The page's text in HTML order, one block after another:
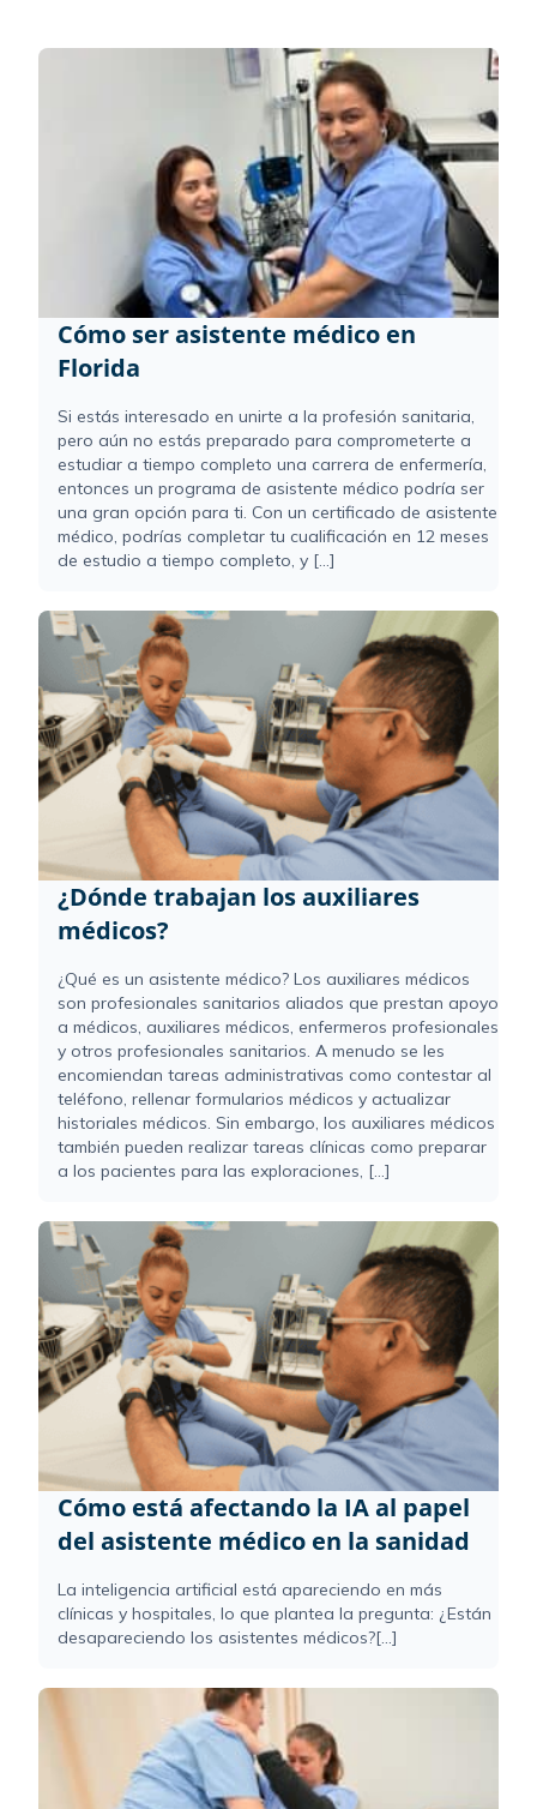
Cómo ser asistente médico en
Florida
Si estás interesado en unirte a la profesión sanitaria,
pero aún no estás preparado para comprometerte a
estudiar a tiempo completo una carrera de enfermería,
entonces un programa de asistente médico podría ser
una gran opción para ti. Con un certificado de asistente
médico, podrías completar tu cualificación en 12 meses
de estudio a tiempo completo, y [...]
¿Dónde trabajan los auxiliares
médicos?
¿Qué es un asistente médico? Los auxiliares médicos
son profesionales sanitarios aliados que prestan apoyo
a médicos, auxiliares médicos, enfermeros profesionales
y otros profesionales sanitarios. A menudo se les
encomiendan tareas administrativas como contestar al
teléfono, rellenar formularios médicos y actualizar
historiales médicos. Sin embargo, los auxiliares médicos
también pueden realizar tareas clínicas como preparar
a los pacientes para las exploraciones, [...]
Cómo está afectando la IA al papel
del asistente médico en la sanidad
La inteligencia artificial está apareciendo en más
clínicas y hospitales, lo que plantea la pregunta: ¿Están
desapareciendo los asistentes médicos?[...]